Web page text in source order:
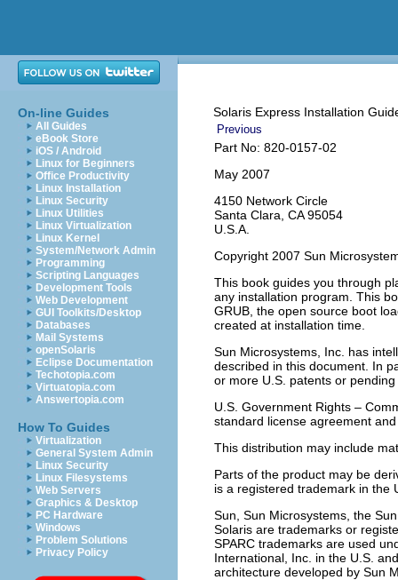
On-line Guides
All Guides
eBook Store
iOS / Android
Linux for Beginners
Office Productivity
Linux Installation
Linux Security
Linux Utilities
Linux Virtualization
Linux Kernel
System/Network Admin
Programming
Scripting Languages
Development Tools
Web Development
GUI Toolkits/Desktop
Databases
Mail Systems
openSolaris
Eclipse Documentation
Techotopia.com
Virtuatopia.com
Answertopia.com
How To Guides
Virtualization
General System Admin
Linux Security
Linux Filesystems
Web Servers
Graphics & Desktop
PC Hardware
Windows
Problem Solutions
Privacy Policy
Solaris Express Installation
Previous
Part No: 820-0157-02
May 2007
4150 Network Circle
Santa Clara, CA 95054
U.S.A.
Copyright 2007 Sun
This book guides you through
any installation program. This
GRUB, the open source boot
created at installation time.
Sun Microsystems, Inc. has
described in this document. In
or more U.S. patents or
U.S. Government Rights –
standard license agreement
This distribution may include
Parts of the product may be
is a registered trademark in the
Sun, Sun Microsystems, the
Solaris are trademarks or
SPARC trademarks are used
International, Inc. in the U.S.
architecture developed by Sun